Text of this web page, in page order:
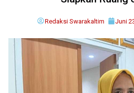
Redaksi Swarakaltim Juni